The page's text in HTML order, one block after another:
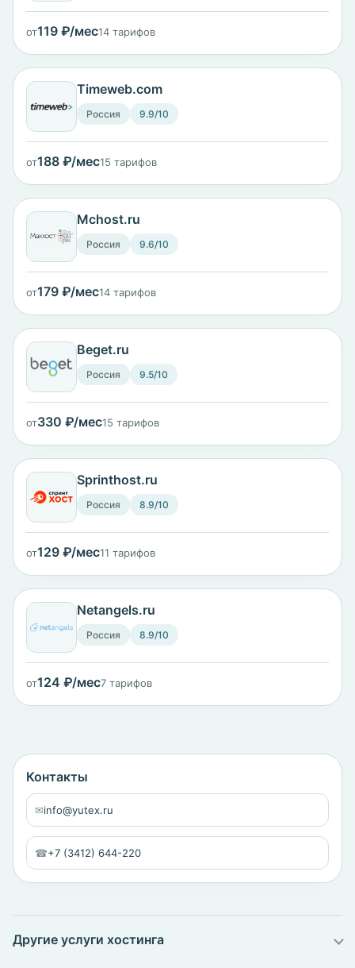
от119 ₽/мес14 тарифов
Timeweb.com
Россия 9.9/10
от188 ₽/мес15 тарифов
Mchost.ru
Россия 9.6/10
от179 ₽/мес14 тарифов
Beget.ru
Россия 9.5/10
от330 ₽/мес15 тарифов
Sprinthost.ru
Россия 8.9/10
от129 ₽/мес11 тарифов
Netangels.ru
Россия 8.9/10
от124 ₽/мес7 тарифов
Контакты
✉info@yutex.ru
☎+7 (3412) 644-220
Другие услуги хостинга